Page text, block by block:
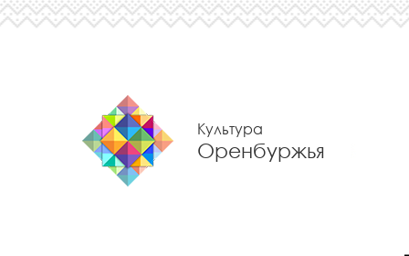
Культура
Оренбуржья